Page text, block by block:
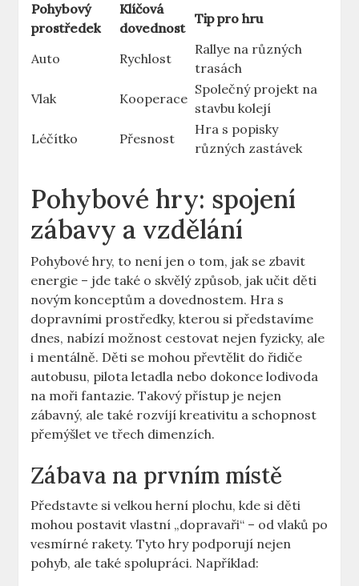
Pohybový
prostředek
Klíčová
dovednost
Tip pro hru
Auto Rychlost
Rallye na různých
trasách
Vlak
Kooperace
Společný projekt na
stavbu kolejí
Léčítko
Přesnost
Hra s popisky
různých zastávek
Pohybové hry: spojení
zábavy a vzdělání
Pohybové hry, to není jen o tom, jak se zbavit
energie – jde také o skvělý způsob, jak učit děti
novým konceptům a dovednostem. Hra s
dopravními prostředky, kterou si představíme
dnes, nabízí možnost cestovat nejen fyzicky, ale
i mentálně. Děti se mohou převtělit do řidiče
autobusu, pilota letadla nebo dokonce lodivoda
na moři fantazie. Takový přístup je nejen
zábavný, ale také rozvíjí kreativitu a schopnost
přemýšlet ve třech dimenzích.
Zábava na prvním místě
Představte si velkou herní plochu, kde si děti
mohou postavit vlastní „dopravaři“ – od vlaků po
vesmírné rakety. Tyto hry podporují nejen
pohyb, ale také spolupráci. Například: